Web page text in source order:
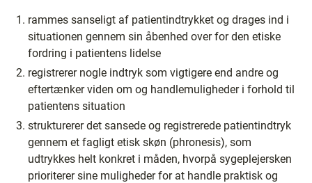
rammes sanseligt af patientindtrykket og drages ind i
situationen gennem sin åbenhed over for den etiske
fordring i patientens lidelse
registrerer nogle indtryk som vigtigere end andre og
eftertænker viden om og handlemuligheder i forhold til
patientens situation
strukturerer det sansede og registrerede patientindtryk
gennem et fagligt etisk skøn (phronesis), som
udtrykkes helt konkret i måden, hvorpå sygeplejersken
prioriterer sine muligheder for at handle praktisk og